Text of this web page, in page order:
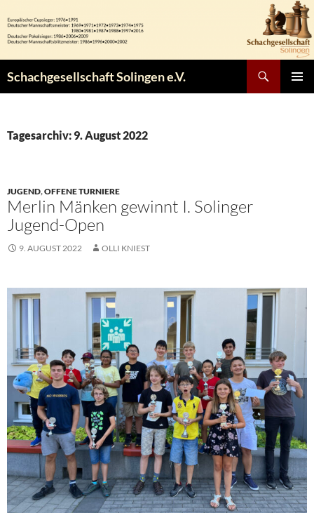
Inhalt
springen
Schachgesellschaft Solingen e.V.
Tagesarchiv: 9. August 2022
JUGEND,OFFENE TURNIERE
Merlin Mänken gewinnt I. Solinger
Jugend-Open
9. AUGUST 2022 OLLI KNIEST